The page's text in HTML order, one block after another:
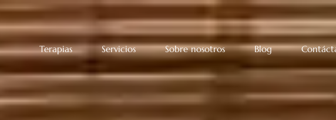
Terapias Servicios Sobre nosotros Blog